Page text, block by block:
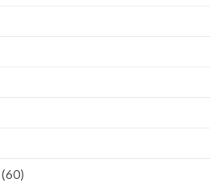
(60)